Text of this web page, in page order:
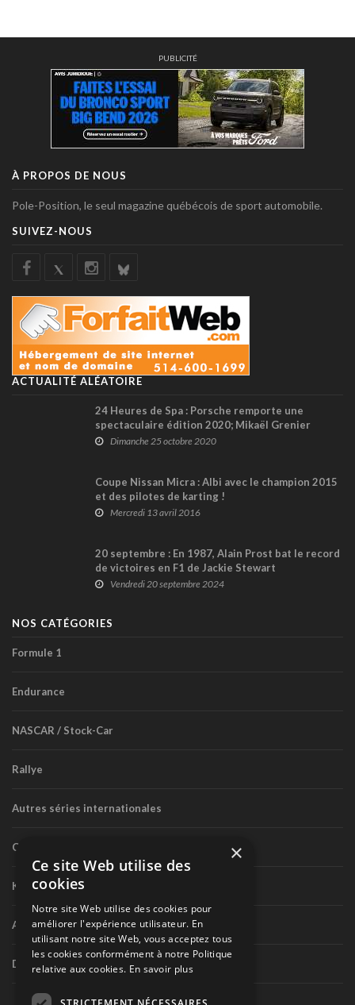
PUBLICITÉ
À PROPOS DE NOUS
Pole-Position, le seul magazine québécois de sport automobile.
SUIVEZ-NOUS
ACTUALITÉ ALÉATOIRE
24 Heures de Spa : Porsche remporte une
spectaculaire édition 2020; Mikaël Grenier
16ème ! (+ vidéo)
Dimanche 25 octobre 2020
Coupe Nissan Micra : Albi avec le champion 2015
et des pilotes de karting !
Mercredi 13 avril 2016
20 septembre : En 1987, Alain Prost bat le record
de victoires en F1 de Jackie Stewart
Vendredi 20 septembre 2024
NOS CATÉGORIES
Formule 1
Endurance
NASCAR / Stock-Car
Rallye
Autres séries internationales
Circuit routier canadien
Karting
Autres séries nationales
Divers
×
Ce site Web utilise des
cookies
Notre site Web utilise des cookies pour
améliorer l'expérience utilisateur. En
utilisant notre site Web, vous acceptez tous
les cookies conformément à notre Politique
relative aux cookies. En savoir plus